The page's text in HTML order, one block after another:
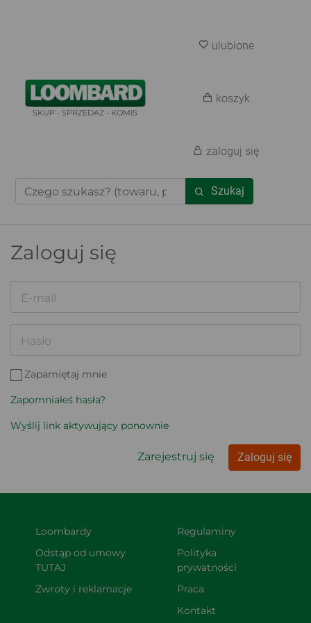
SKUP - SPRZEDAŻ - KOMIS
Szukaj
ulubione
koszyk
zaloguj się
Zaloguj się
E-mail
Hasło
Zapamiętaj mnie
Zapomniałeś hasła?
Wyślij link aktywujący ponownie
Zarejestruj się Zaloguj się
Loombardy
Odstąp od umowy
TUTAJ
Zwroty i reklamacje
Regulaminy
Polityka
prywatności
Praca
Kontakt